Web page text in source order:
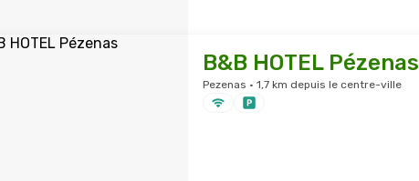
B&B HOTEL Pézenas
Pezenas · 1,7 km depuis le centre-ville